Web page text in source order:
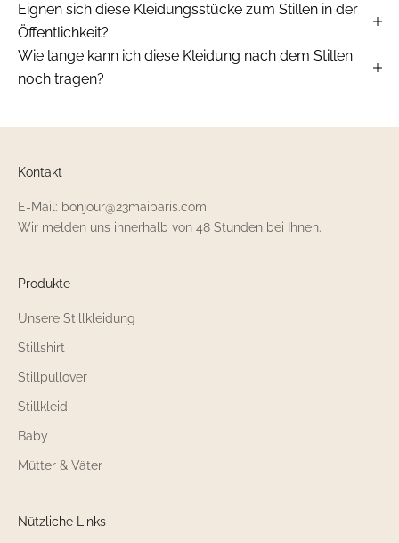
Eignen sich diese Kleidungsstücke zum Stillen in der
Öffentlichkeit?
Wie lange kann ich diese Kleidung nach dem Stillen
noch tragen?
Kontakt
E-Mail: bonjour@23maiparis.com
Wir melden uns innerhalb von 48 Stunden bei Ihnen.
Produkte
Unsere Stillkleidung
Stillshirt
Stillpullover
Stillkleid
Baby
Mütter & Väter
Nützliche Links